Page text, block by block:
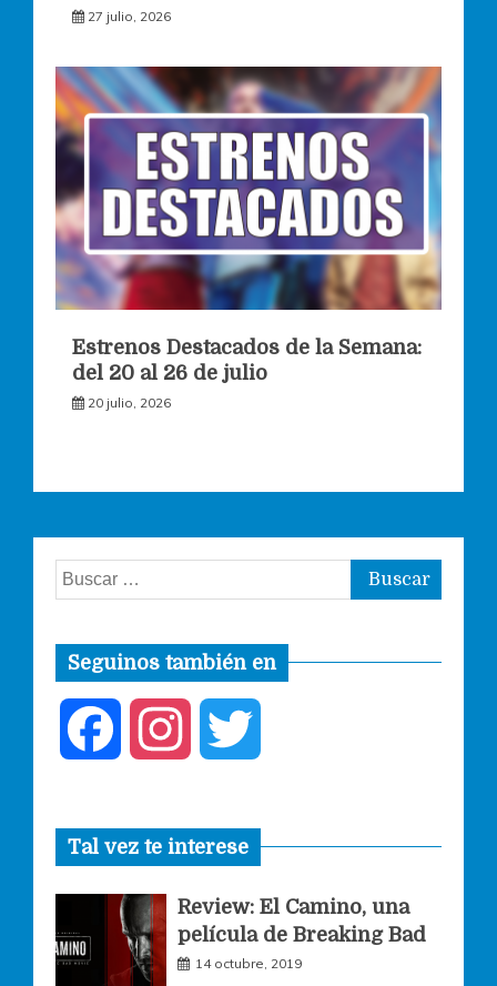
27 julio, 2026
Estrenos Destacados de la Semana:
del 20 al 26 de julio
20 julio, 2026
Buscar:
Seguinos también en
c
e
b
s
t
a
i
t
t
Tal vez te interese
Review: El Camino, una
película de Breaking Bad
14 octubre, 2019